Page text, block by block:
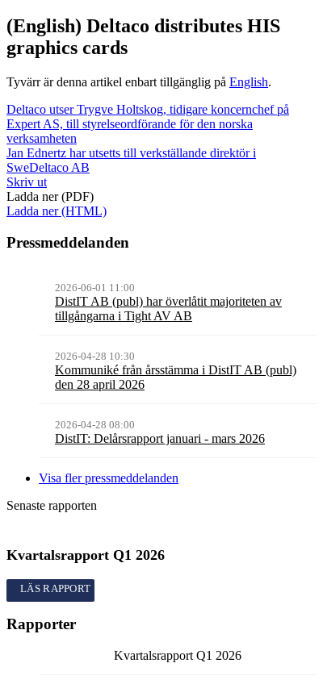
(English) Deltaco distributes HIS
graphics cards
Tyvärr är denna artikel enbart tillgänglig på English.
Deltaco utser Trygve Holtskog, tidigare koncernchef på
Expert AS, till styrelseordförande för den norska
verksamheten
Jan Ednertz har utsetts till verkställande direktör i
SweDeltaco AB
Skriv ut
Ladda ner (PDF)
Ladda ner (HTML)
Pressmeddelanden
2026-06-01 11:00
DistIT AB (publ) har överlåtit majoriteten av
tillgångarna i Tight AV AB
2026-04-28 10:30
Kommuniké från årsstämma i DistIT AB (publ)
den 28 april 2026
2026-04-28 08:00
DistIT: Delårsrapport januari - mars 2026
Visa fler pressmeddelanden
Senaste rapporten
Kvartalsrapport Q1 2026
Kvartalsrapport
Rapporter
Kvartalsrapport Q1 2026